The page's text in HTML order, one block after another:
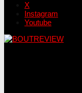
X
Instagram
Youtube